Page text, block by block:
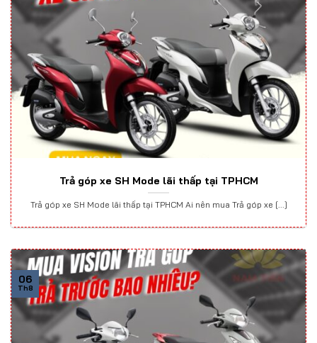
Trả góp xe SH Mode lãi thấp tại TPHCM
Trả góp xe SH Mode lãi thấp tại TPHCM Ai nên mua Trả góp xe [...]
06
Th8